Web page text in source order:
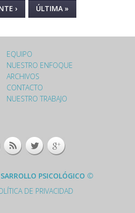
› ÚLTIMA »
EQUIPO
NUESTRO ENFOQUE
ARCHIVOS
CONTACTO
NUESTRO TRABAJO
PSICOLÓGICO ©
DE PRIVACIDAD